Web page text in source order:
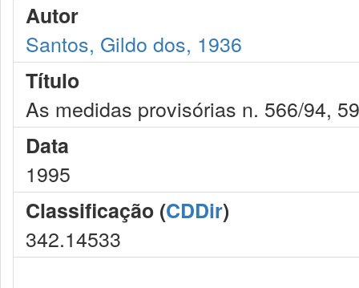
Autor
Santos, Gildo dos, 1936
Título
As medidas provisórias n. 566/94,
Data
1995
Classificação (CDDir)
342.14533